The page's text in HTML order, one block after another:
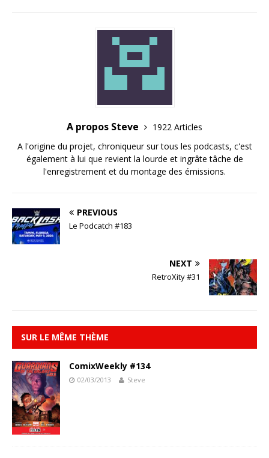
A propos Steve
1922 Articles
A l'origine du projet, chroniqueur sur tous les podcasts, c'est
également à lui que revient la lourde et ingrâte tâche de
l'enregistrement et du montage des émissions.
PREVIOUS
Le Podcatch #183
NEXT
RetroXity #31
SUR LE MÊME THÈME
ComixWeekly #134
02/03/2013 Steve